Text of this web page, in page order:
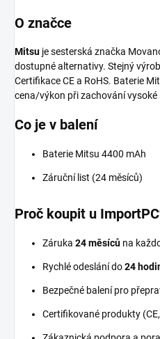
O značce
Mitsu je sesterská značka
dostupné alternativy. Stejný
Certifikace CE a RoHS. Baterie
cena/výkon při zachování vysoké
Co je v balení
Baterie Mitsu 4400 mAh
Záruční list (24 měsíců)
Proč koupit u
Záruka 24 měsíců na
Rychlé odeslání do24
Bezpečné balení pro
Certifikované produkty